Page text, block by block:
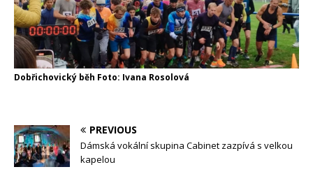
Dobřichovický běh Foto: Ivana Rosolová
PREVIOUS
Dámská vokální skupina Cabinet zazpívá s velkou
kapelou